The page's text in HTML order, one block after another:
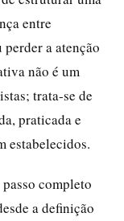
entre
a atenção
não é um
trata-se de
praticada e
estabelecidos.
completo
a definição